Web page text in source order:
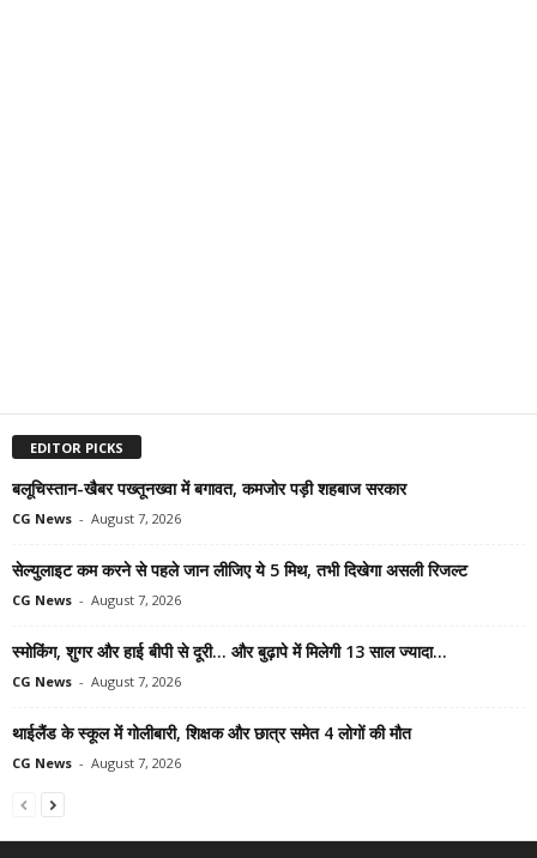
EDITOR PICKS
बलूचिस्तान-खैबर पख्तूनख्वा में बगावत, कमजोर पड़ी शहबाज सरकार
CG News - August 7, 2026
सेल्युलाइट कम करने से पहले जान लीजिए ये 5 मिथ, तभी दिखेगा असली रिजल्ट
CG News - August 7, 2026
स्मोकिंग, शुगर और हाई बीपी से दूरी… और बुढ़ापे में मिलेगी 13 साल ज्यादा...
CG News - August 7, 2026
थाईलैंड के स्कूल में गोलीबारी, शिक्षक और छात्र समेत 4 लोगों की मौत
CG News - August 7, 2026